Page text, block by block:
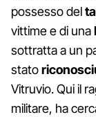
possesso del
vittime e di una
sottratta a un
stato
Vitruvio. Qui il
militare, ha